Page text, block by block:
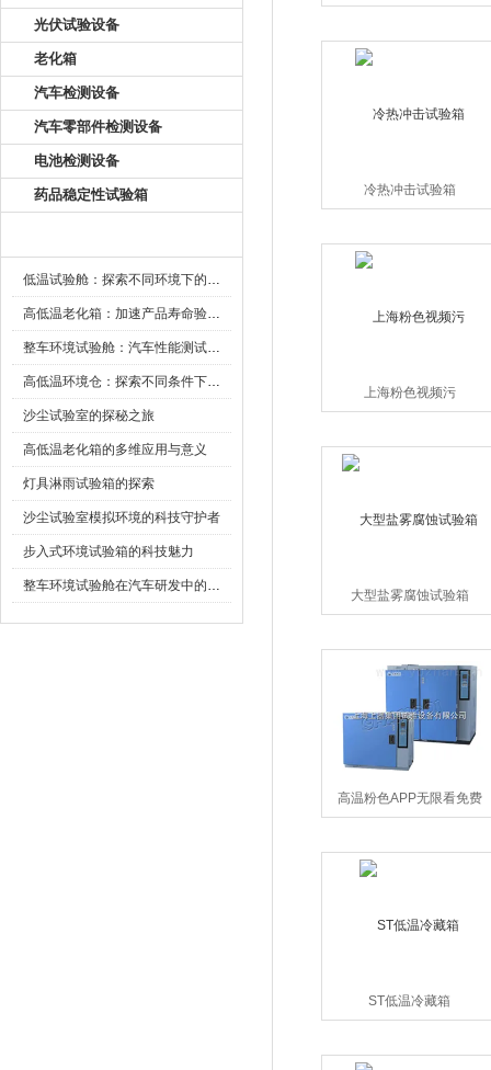
光伏试验设备
老化箱
汽车检测设备
汽车零部件检测设备
电池检测设备
药品稳定性试验箱
低温试验舱：探索不同环境下的科技边界
高低温老化箱：加速产品寿命验证的可靠伙伴
整车环境试验舱：汽车性能测试的设备
高低温环境仓：探索不同条件下的科学奥秘
沙尘试验室的探秘之旅
高低温老化箱的多维应用与意义
灯具淋雨试验箱的探索
沙尘试验室模拟环境的科技守护者
步入式环境试验箱的科技魅力
整车环境试验舱在汽车研发中的作用
冷热冲击试验箱
上海粉色视频污
大型盐雾腐蚀试验箱
高温粉色APP无限看免费
ST低温冷藏箱